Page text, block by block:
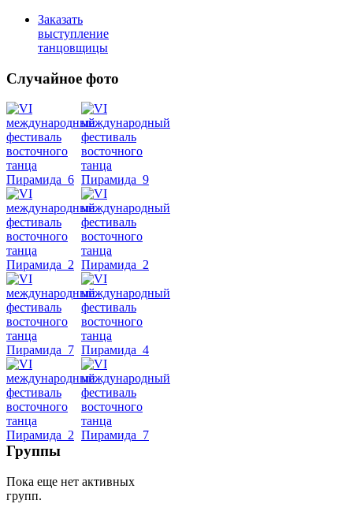
Заказать
выступление
танцовщицы
Случайное фото
Танец
Belly
видео
фестивали
Группы
Пока еще нет активных
групп.